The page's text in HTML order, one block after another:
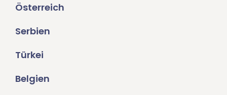
Österreich
Serbien
Türkei
Belgien